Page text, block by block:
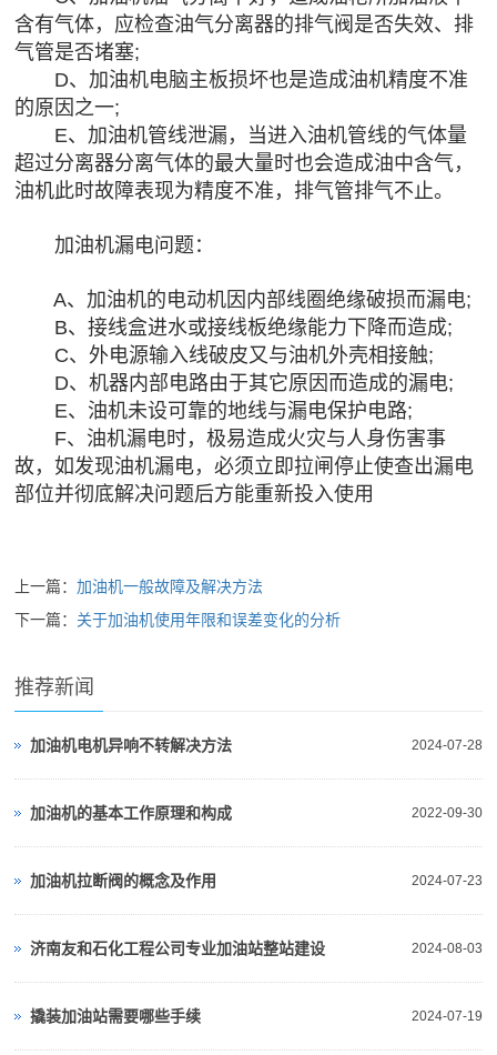
含有气体，应检查油气分离器的排气阀是否失效、排
气管是否堵塞;
D、加油机电脑主板损坏也是造成油机精度不准
的原因之一;
E、加油机管线泄漏，当进入油机管线的气体量
超过分离器分离气体的最大量时也会造成油中含气，
油机此时故障表现为精度不准，排气管排气不止。
加油机漏电问题：
A、加油机的电动机因内部线圈绝缘破损而漏电;
B、接线盒进水或接线板绝缘能力下降而造成;
C、外电源输入线破皮又与油机外壳相接触;
D、机器内部电路由于其它原因而造成的漏电;
E、油机未设可靠的地线与漏电保护电路;
F、油机漏电时，极易造成火灾与人身伤害事
故，如发现油机漏电，必须立即拉闸停止使查出漏电
部位并彻底解决问题后方能重新投入使用
上一篇：加油机一般故障及解决方法
下一篇： 关于加油机使用年限和误差变化的分析
推荐新闻
2024-07-28
加油机电机异响不转解决方法
2022-09-30
加油机的基本工作原理和构成
2024-07-23
加油机拉断阀的概念及作用
2024-08-03
济南友和石化工程公司专业加油站整站建设
2024-07-19
撬装加油站需要哪些手续